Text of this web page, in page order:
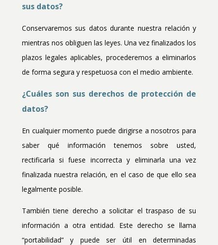
sus datos?
Conservaremos sus datos durante nuestra relación y
mientras nos obliguen las leyes. Una vez finalizados los
plazos legales aplicables, procederemos a eliminarlos
de forma segura y respetuosa con el medio ambiente.
¿Cuáles son sus derechos de protección de
datos?
En cualquier momento puede dirigirse a nosotros para
saber qué información tenemos sobre usted,
rectificarla si fuese incorrecta y eliminarla una vez
finalizada nuestra relación, en el caso de que ello sea
legalmente posible.
También tiene derecho a solicitar el traspaso de su
información a otra entidad. Este derecho se llama
“portabilidad” y puede ser útil en determinadas